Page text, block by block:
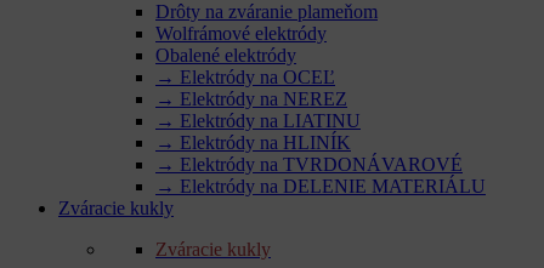
Drôty na zváranie plameňom
Wolfrámové elektródy
Obalené elektródy
→ Elektródy na OCEĽ
→ Elektródy na NEREZ
→ Elektródy na LIATINU
→ Elektródy na HLINÍK
→ Elektródy na TVRDONÁVAROVÉ
→ Elektródy na DELENIE MATERIÁLU
Zváracie kukly
Zváracie kukly